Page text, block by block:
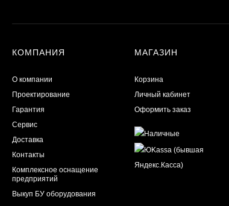
КОМПАНИЯ
О компании
Проектирование
Гарантия
Сервис
Доставка
Контакты
Комплексное оснащение
предприятий
Выкуп БУ оборудования
МАГАЗИН
Корзина
Личный кабинет
Оформить заказ